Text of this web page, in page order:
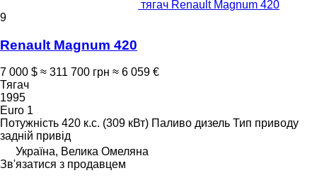
тягач Renault Magnum 420
9
Renault Magnum 420
7 000 $ ≈ 311 700 грн ≈ 6 059 €
Тягач
1995
Euro 1
Потужність 420 к.с. (309 кВт) Паливо дизель Тип приводу
задній привід
Україна, Велика Омеляна
Зв'язатися з продавцем